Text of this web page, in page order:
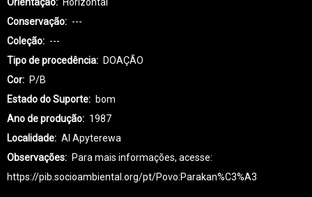
Orientação
Horizontal
Conservação
---
Coleção
---
Tipo de procedência
DOAÇÃO
Cor
P/B
Estado do Suporte
bom
Ano de produção
1987
Localidade
AI Apyterewa
Observações
Para mais informações, acesse:
https://pib.socioambiental.org/pt/Povo:Parakan%C3%A3